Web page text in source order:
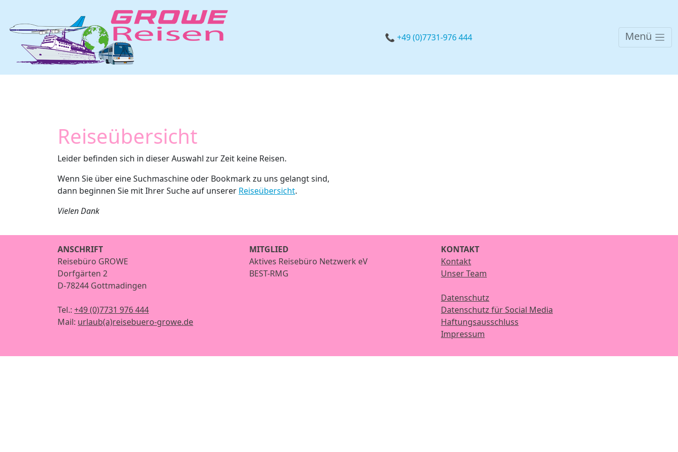
📞 +49 (0)7731-976 444 Menü
Reiseübersicht
Leider befinden sich in dieser Auswahl zur Zeit keine Reisen.
Wenn Sie über eine Suchmaschine oder Bookmark zu uns gelangt sind,
dann beginnen Sie mit Ihrer Suche auf unserer Reiseübersicht.
Vielen Dank
ANSCHRIFT
Reisebüro GROWE
Dorfgärten 2
D-78244 Gottmadingen
Tel.: +49 (0)7731 976 444
Mail: urlaub(a)reisebuero-growe.de
MITGLIED
Aktives Reisebüro Netzwerk eV
BEST-RMG
KONTAKT
Kontakt
Unser Team
Datenschutz
Datenschutz für Social Media
Haftungsausschluss
Impressum